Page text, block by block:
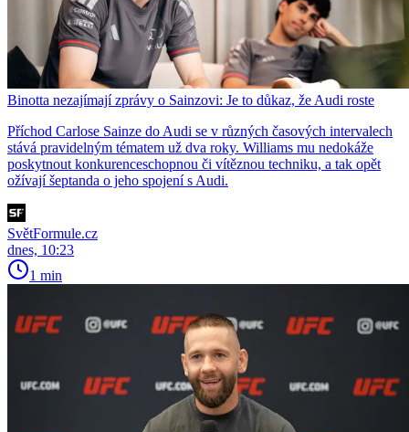
Binotta nezajímají zprávy o Sainzovi: Je to důkaz, že Audi roste
Příchod Carlose Sainze do Audi se v různých časových intervalech
stává pravidelným tématem už dva roky. Williams mu nedokáže
poskytnout konkurenceschopnou či vítěznou techniku, a tak opět
ožívají šeptanda o jeho spojení s Audi.
SvětFormule.cz
dnes, 10:23
1 min